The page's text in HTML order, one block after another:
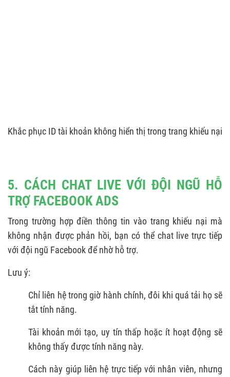
Khắc phục ID tài khoản không hiển thị trong trang khiếu nại
5. CÁCH CHAT LIVE VỚI ĐỘI NGŨ HỖ
TRỢ FACEBOOK ADS
Trong trường hợp điền thông tin vào trang khiếu nại mà
không nhận được phản hồi, bạn có thể chat live trực tiếp
với đội ngũ Facebook để nhờ hỗ trợ.
Lưu ý:
Chỉ liên hệ trong giờ hành chính, đôi khi quá tải họ sẽ
tắt tính năng.
Tài khoản mới tạo, uy tín thấp hoặc ít hoạt động sẽ
không thấy được tính năng này.
Cách này giúp liên hệ trực tiếp với nhân viên, nhưng